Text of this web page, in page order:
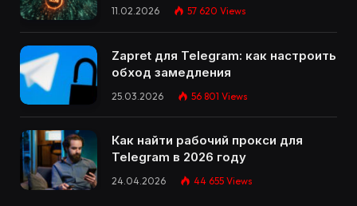
11.02.2026 57 620 Views
Zapret для Telegram: как настроить
обход замедления
25.03.2026 56 801 Views
Как найти рабочий прокси для
Telegram в 2026 году
24.04.2026 44 655 Views